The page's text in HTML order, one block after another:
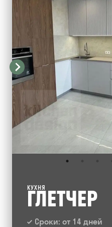
КУХНЯ
ГЛЕТЧЕР
Сроки: от 14 дней